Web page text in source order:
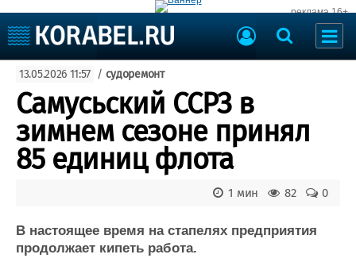
реклама 16+
Судоходство
Судоремонт
События
Пресс-релизы
Порты
Рыболовство
ВМФ
Образование
Судостроение
Пульс
Торговая площадка
Доска объявлений
13.05.2026 11:57 / судоремонт
Самусьский ССРЗ в
зимнем сезоне принял
85 единиц флота
0
82
1 мин
В настоящее время на стапелях предприятия
продолжает кипеть работа.